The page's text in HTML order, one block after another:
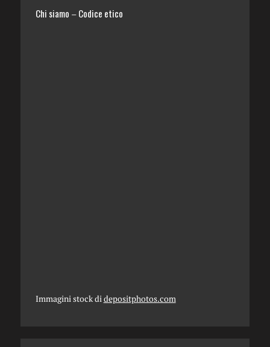
Chi siamo – Codice etico
Immagini stock didepositphotos.com